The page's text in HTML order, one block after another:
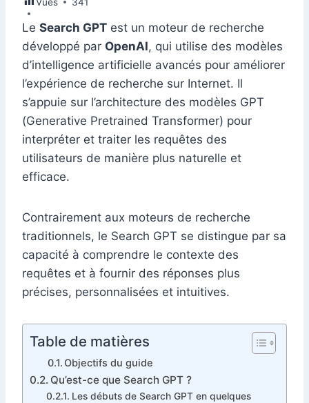
e
b
o
o
k
e
dI
n
A
p
p
st t
e
n
g
er
a
m
m
bl
r
ta
g
er
Le Search GPT est un moteur de recherche
développé par OpenAI, qui utilise des modèles
d’intelligence artificielle avancés pour améliorer
l’expérience de recherche sur Internet. Il
s’appuie sur l’architecture des modèles GPT
(Generative Pretrained Transformer) pour
interpréter et traiter les requêtes des
utilisateurs de manière plus naturelle et
efficace.
Contrairement aux moteurs de recherche
traditionnels, le Search GPT se distingue par sa
capacité à comprendre le contexte des
requêtes et à fournir des réponses plus
précises, personnalisées et intuitives.
Table de matières
Objectifs du guide
Qu’est-ce que Search GPT ?
Les débuts de Search GPT en quelques